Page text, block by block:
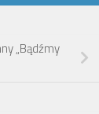
„Bądźmy